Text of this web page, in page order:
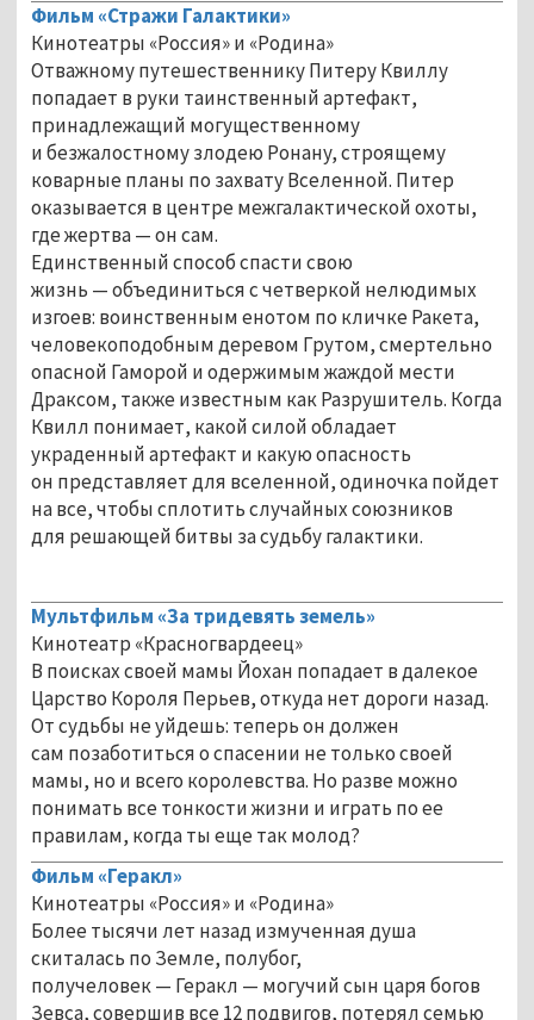
Фильм «Стражи Галактики»
Кинотеатры «Россия» и «Родина»
Отважному путешественнику Питеру Квиллу
попадает в руки таинственный артефакт,
принадлежащий могущественному
и безжалостному злодею Ронану, строящему
коварные планы по захвату Вселенной. Питер
оказывается в центре межгалактической охоты,
где жертва — он сам.
Единственный способ спасти свою
жизнь — объединиться с четверкой нелюдимых
изгоев: воинственным енотом по кличке Ракета,
человекоподобным деревом Грутом, смертельно
опасной Гаморой и одержимым жаждой мести
Драксом, также известным как Разрушитель. Когда
Квилл понимает, какой силой обладает
украденный артефакт и какую опасность
он представляет для вселенной, одиночка пойдет
на все, чтобы сплотить случайных союзников
для решающей битвы за судьбу галактики.
Мультфильм «За тридевять земель»
Кинотеатр «Красногвардеец»
В поисках своей мамы Йохан попадает в далекое
Царство Короля Перьев, откуда нет дороги назад.
От судьбы не уйдешь: теперь он должен
сам позаботиться о спасении не только своей
мамы, но и всего королевства. Но разве можно
понимать все тонкости жизни и играть по ее
правилам, когда ты еще так молод?
Фильм «Геракл»
Кинотеатры «Россия» и «Родина»
Более тысячи лет назад измученная душа
скиталась по Земле, полубог,
получеловек — Геракл — могучий сын царя богов
Зевса, совершив все 12 подвигов, потерял семью